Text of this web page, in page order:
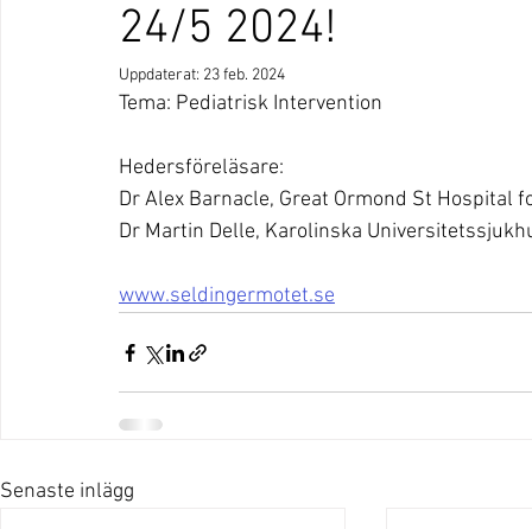
24/5 2024!
Uppdaterat: 23 feb. 2024
Tema: Pediatrisk Intervention
Hedersföreläsare:
Dr Alex Barnacle, Great Ormond St Hospital
Dr Martin Delle, Karolinska
www.seldingermotet.se
Senaste inlägg